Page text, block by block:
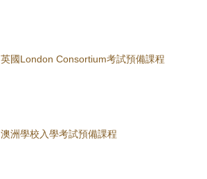
英國London Consortium考試預備課程
澳洲學校入學考試預備課程